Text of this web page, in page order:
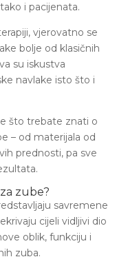
i pacijenata.
vjerovatno se
bolje od klasičnih
su iskustva
navlake isto što i
što trebate znati o
– od materijala od
prednosti, pa sve
zube?
savremene
cijeli vidljivi dio
oblik, funkciju i
zuba.